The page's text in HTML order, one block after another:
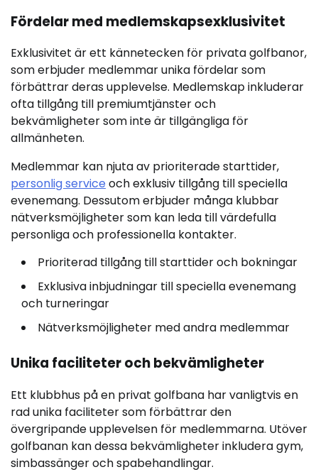
Fördelar med medlemskapsexklusivitet
Exklusivitet är ett kännetecken för privata golfbanor,
som erbjuder medlemmar unika fördelar som
förbättrar deras upplevelse. Medlemskap inkluderar
ofta tillgång till premiumtjänster och
bekvämligheter som inte är tillgängliga för
allmänheten.
Medlemmar kan njuta av prioriterade starttider,
personlig service och exklusiv tillgång till speciella
evenemang. Dessutom erbjuder många klubbar
nätverksmöjligheter som kan leda till värdefulla
personliga och professionella kontakter.
Prioriterad tillgång till starttider och bokningar
Exklusiva inbjudningar till speciella evenemang
och turneringar
Nätverksmöjligheter med andra medlemmar
Unika faciliteter och bekvämligheter
Ett klubbhus på en privat golfbana har vanligtvis en
rad unika faciliteter som förbättrar den
övergripande upplevelsen för medlemmarna. Utöver
golfbanan kan dessa bekvämligheter inkludera gym,
simbassänger och spabehandlingar.